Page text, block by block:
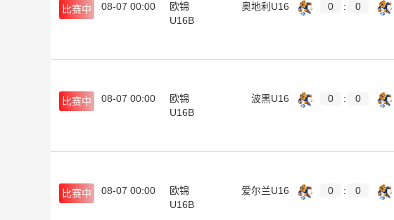
比赛中 08-07 00:00
欧锦
U16B
奥地利U16 0 : 0
比赛中 08-07 00:00
欧锦
U16B
波黑U16 0 : 0
比赛中 08-07 00:00
欧锦
U16B
爱尔兰U16 0 : 0